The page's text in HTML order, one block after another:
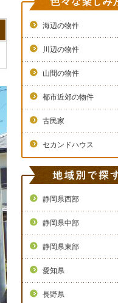
海辺の物件
川辺の物件
山間の物件
都市近郊の物件
古民家
セカンドハウス
静岡県西部
静岡県中部
静岡県東部
愛知県
長野県